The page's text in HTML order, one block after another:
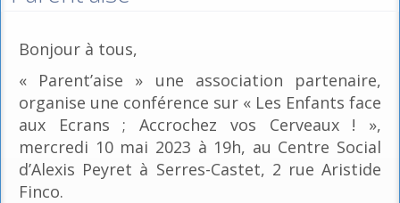
Bonjour à tous,
« Parent’aise » une association partenaire,
organise une conférence sur « Les Enfants face
aux Ecrans ; Accrochez vos Cerveaux ! »,
mercredi 10 mai 2023 à 19h, au Centre Social
d’Alexis Peyret à Serres-Castet, 2 rue Aristide
Finco.